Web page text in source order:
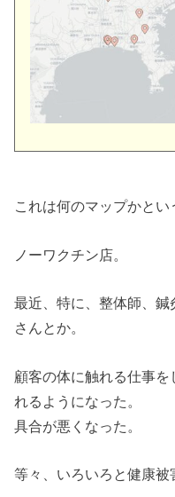
これは何のマップかとい
ノーワクチン店。
最近、特に、整体師、
さんとか。
顧客の体に触れる仕事
れるようになった。
具合が悪くなった。
等々、いろいろと健康被